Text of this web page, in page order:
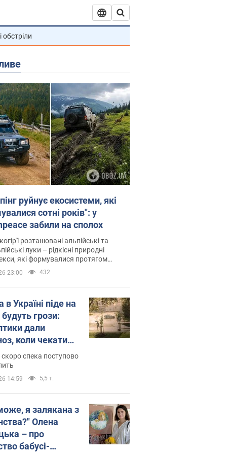
обстріли
руйнує екосистеми, які
сотні років": у
забили на сполох
розташовані альпійські та
луки – рідкісні природні
які формувалися протягом
23:00 432
в Україні піде на
грози:
дали
коли чекати
погоди
скоро спека поступово
14:59 5,5 т.
я залякана з
Олена
– про
бабусі-